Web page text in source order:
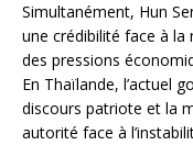
Simultanément, Hun
une crédibilité face à
des pressions
En Thaïlande, l’actuel
discours patriote et la
autorité face à